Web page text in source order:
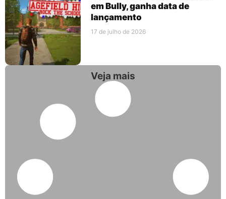
em Bully, ganha data de
lançamento
17 de julho de 2026
Veja mais